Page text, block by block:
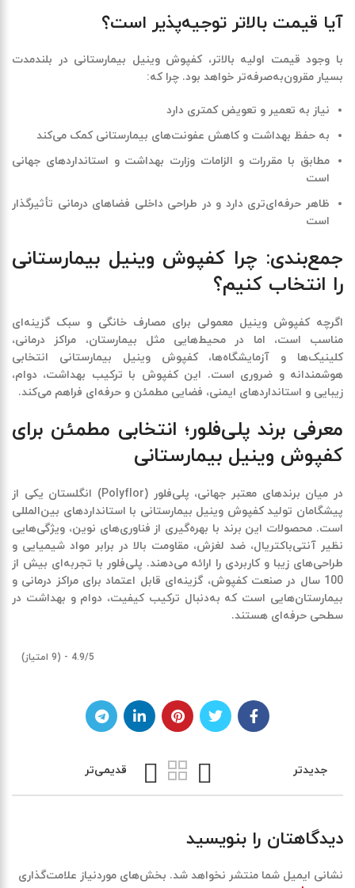
آیا قیمت بالاتر توجیه‌پذیر است؟
با وجود قیمت اولیه بالاتر،کفپوش وینیل بیمارستانی در بلندمدت
بسیار مقرون‌به‌صرفه‌تر خواهد بود. چرا که:
نیاز به تعمیر و تعویض کمتری دارد
به حفظ بهداشت و کاهش عفونت‌های بیمارستانی کمک می‌کند
مطابق با مقررات و الزامات وزارت بهداشت و استانداردهای جهانی
است
ظاهر حرفه‌ای‌تری دارد و در طراحی داخلی فضاهای درمانی تأثیرگذار
است
جمع‌بندی: چرا کفپوش وینیل بیمارستانی
را انتخاب کنیم؟
اگرچه کفپوش وینیل معمولی برای مصارف خانگی و سبک گزینه‌ای
مناسب است، اما در محیط‌هایی مثل بیمارستان، مراکز درمانی،
کلینیک‌ها و آزمایشگاه‌ها،کفپوش وینیل بیمارستانی انتخابی
هوشمندانه و ضروری است. این کفپوش با ترکیب بهداشت، دوام،
زیبایی و استانداردهای ایمنی، فضایی مطمئن و حرفه‌ای فراهم می‌کند.
معرفی برند پلی‌فلور؛ انتخابی مطمئن برای
کفپوش وینیل بیمارستانی
در میان برندهای معتبر جهانی، پلی‌فلور (Polyflor)
انگلستان یکی از
پیشگامان تولیدکفپوش وینیل بیمارستانی با استانداردهای بین‌المللی
است. محصولات این برند با بهره‌گیری از فناوری‌های نوین، ویژگی‌هایی
نظیر آنتی‌باکتریال، ضد لغزش، مقاومت بالا در برابر مواد شیمیایی و
طراحی‌های زیبا و کاربردی را ارائه می‌دهند. پلی‌فلور با تجربه‌ای بیش از
100 سال در صنعت کفپوش، گزینه‌ای قابل اعتماد برای مراکز درمانی و
بیمارستان‌هایی است که به‌دنبال ترکیب کیفیت، دوام و بهداشت در
سطحی حرفه‌ای هستند.
4.9/5 - (9 امتیاز)
جدیدتر قدیمی‌تر
دیدگاهتان را بنویسید
نشانی ایمیل شما منتشر نخواهد شد. بخش‌های موردنیاز علامت‌گذاری